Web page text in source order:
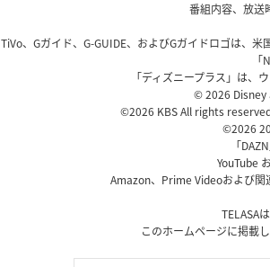
番組内容、放送
TiVo、Gガイド、G-GUIDE、およびGガイドロゴは、
「ディズニープラス」は、
© 2026
©2026 KBS All rights
©2026
「
YouTube
Amazon、Prime Videoおよび関
TELASA
このホームページに掲載